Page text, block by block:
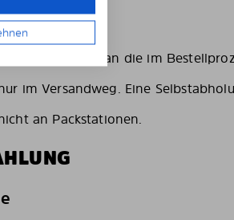
die Produkte an die im
im Versandweg. Eine
an Packstationen.